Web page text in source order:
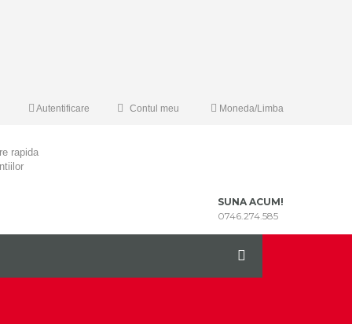
Moneda/Limba
Contul meu
Autentificare
rapida
SUNA ACUM!
0746.274.585